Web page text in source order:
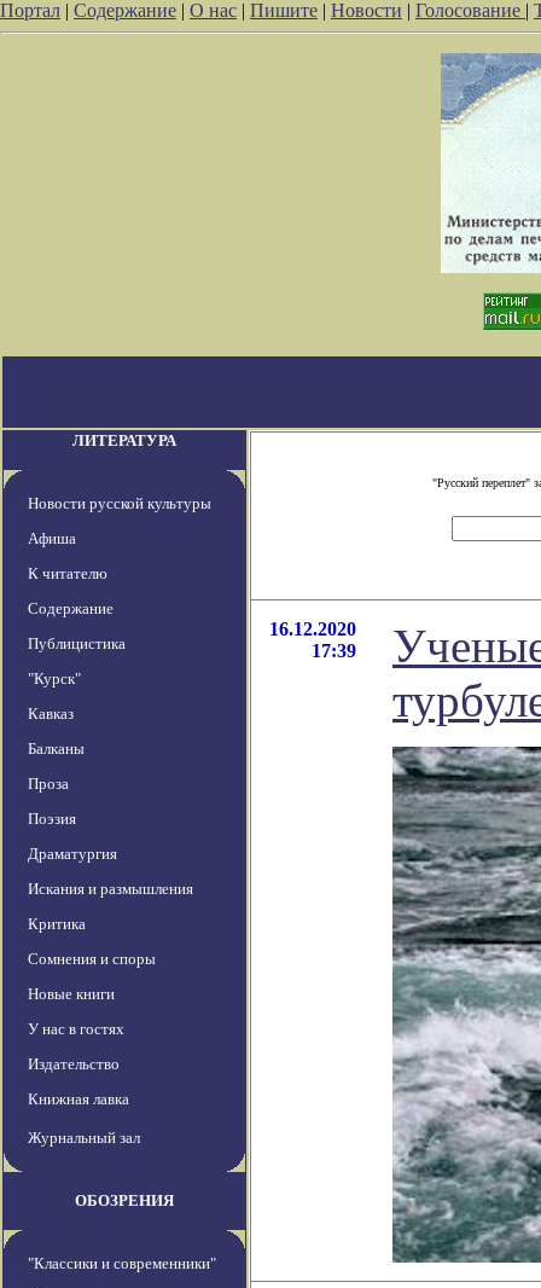
Портал | Содержание | О нас | Пишите | Новости | Голосование |
ЛИТЕРАТУРА
Новости русской культуры
Афиша
К читателю
Содержание
Публицистика
"Курск"
Кавказ
Балканы
Проза
Поэзия
Драматургия
Искания и размышления
Критика
Сомнения и споры
Новые книги
У нас в гостях
Издательство
Книжная лавка
Журнальный зал
ОБОЗРЕНИЯ
"Классики и современники"
"Русский переплет"
16.12.2020
17:39